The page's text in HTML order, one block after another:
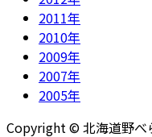
2011年
2010年
2009年
2007年
2005年
Copyright © 北海道野べ